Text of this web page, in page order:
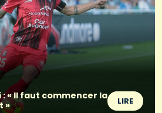
« Il faut commencer la
»
LIRE